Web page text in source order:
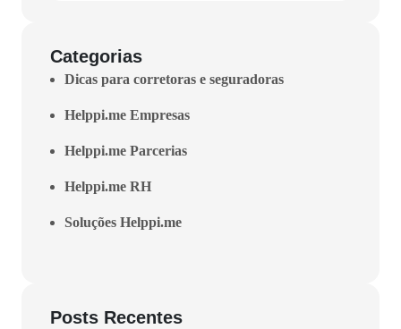
Categorias
Dicas para corretoras e seguradoras
Helppi.me Empresas
Helppi.me Parcerias
Helppi.me RH
Soluções Helppi.me
Posts Recentes